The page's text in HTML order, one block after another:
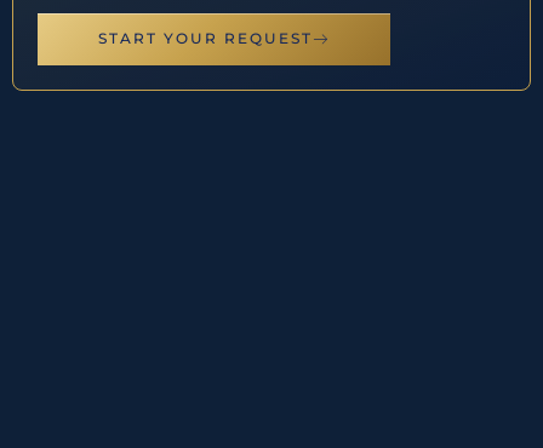
START YOUR REQUEST